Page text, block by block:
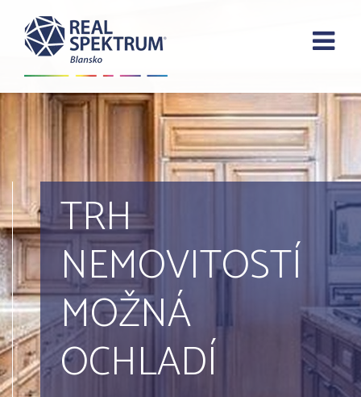
TRH
NEMOVITOSTÍ
MOŽNÁ
OCHLADÍ